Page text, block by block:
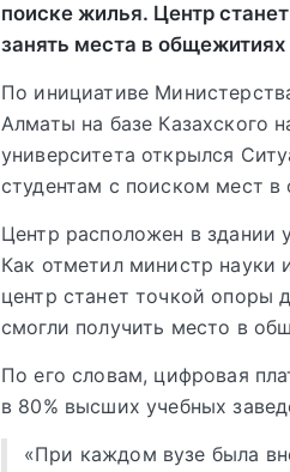
поиске жилья. Центр
занять места в общежитиях
По инициативе
Алматы на базе Казахского
университета открылся
студентам с поиском мест
Центр расположен в здании
Как отметил министр науки
центр станет точкой опоры
смогли получить место в
По его словам, цифровая
в 80% высших учебных
«При каждом вузе была